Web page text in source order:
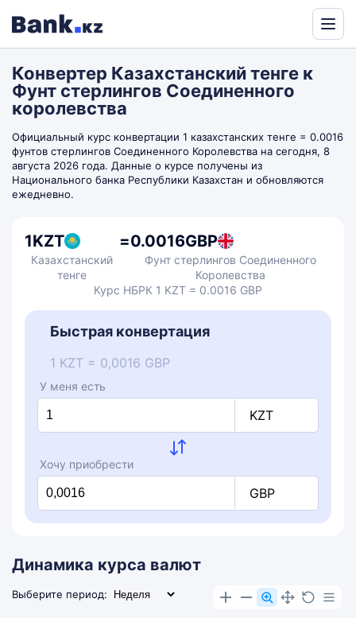
by
Translate
Конвертер Казахстанский тенге к
Фунт стерлингов Соединенного
королевства
Официальный курс конвертации 1 казахстанских тенге = 0.0016
фунтов стерлингов Соединенного Королевства на сегодня, 8
августа 2026 года. Данные о курсе получены из
Национального банка Республики Казахстан и обновляются
ежедневно.
1KZT
Казахстанский
тенге
=0.0016GBP
Фунт стерлингов Соединенного
Королевства
Курс НБРК 1 KZT = 0.0016 GBP
Быстрая конвертация
1 KZT = 0,0016 GBP
У меня есть
KZT
Хочу приобрести
GBP
Динамика курса валют
Выберите период: